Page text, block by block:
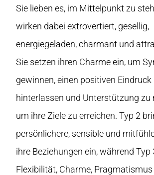
Sie lieben es, im Mittelpunkt zu
wirken dabei extrovertiert, gesellig,
energiegeladen, charmant und
Sie setzen ihren Charme ein, um
gewinnen, einen positiven Eindruck
hinterlassen und Unterstützung zu
um ihre Ziele zu erreichen. Typ 2
persönlichere, sensible und
ihre Beziehungen ein, während Typ
Flexibilität, Charme, Pragmatismus